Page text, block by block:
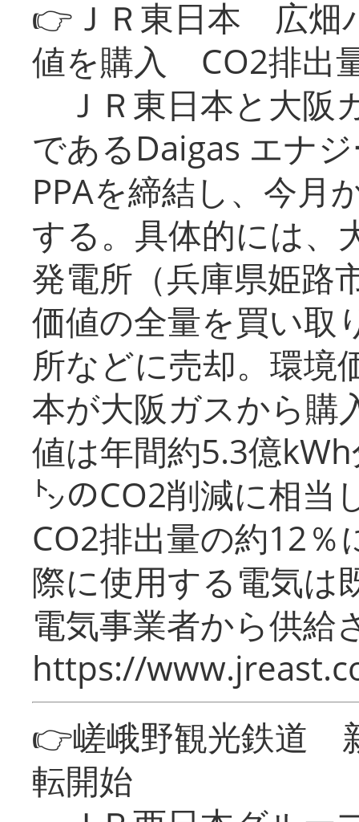
👉ＪＲ東日本 広畑
値を購入 CO2排出
ＪＲ東日本と大阪
であるDaigas エナ
PPAを締結し、今月
する。具体的には、
発電所（兵庫県姫路
価値の全量を買い取
所などに売却。環境
本が大阪ガスから購
値は年間約5.3億
㌧のCO2削減に相当
CO2排出量の約12％
際に使用する電気は
電気事業者から供給
https://
👉嵯峨野観光鉄道
転開始